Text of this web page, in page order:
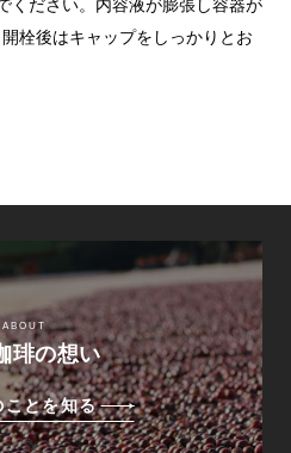
ください。内容液が膨張し容器が
栓後はキャップをしっかりとお
ABOUT
琲の想い
ことを知る